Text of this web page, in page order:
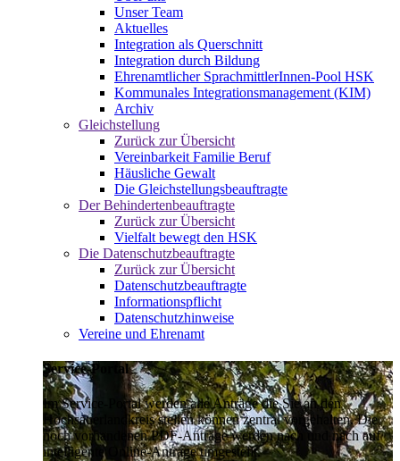
Unser Team
Aktuelles
Integration als Querschnitt
Integration durch Bildung
Ehrenamtlicher SprachmittlerInnen-Pool HSK
Kommunales Integrationsmanagement (KIM)
Archiv
Gleichstellung
Zurück zur Übersicht
Vereinbarkeit Familie Beruf
Häusliche Gewalt
Die Gleichstellungsbeauftragte
Der Behindertenbeauftragte
Zurück zur Übersicht
Vielfalt bewegt den HSK
Die Datenschutzbeauftragte
Zurück zur Übersicht
Datenschutzbeauftragte
Informationspflicht
Datenschutzhinweise
Vereine und Ehrenamt
Service-Portal
Im Service-Portal werden alle Anträge die Sie an den
Hochsauerlandkreis stellen können zentral vorgehalten. Die
noch vorhandenen PDF-Anträge werden nach und nach auf
intelligente Online-Anträge umgestellt.